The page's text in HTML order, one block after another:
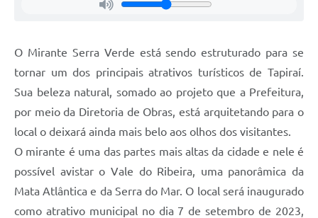
Projetos
Licitações
Links
O Mirante Serra Verde está sendo estruturado para se
tornar um dos principais atrativos turísticos de Tapiraí.
Sua beleza natural, somado ao projeto que a Prefeitura,
por meio da Diretoria de Obras, está arquitetando para o
local o deixará ainda mais belo aos olhos dos visitantes.
O mirante é uma das partes mais altas da cidade e nele é
possível avistar o Vale do Ribeira, uma panorâmica da
Mata Atlântica e da Serra do Mar. O local será inaugurado
como atrativo municipal no dia 7 de setembro de 2023,